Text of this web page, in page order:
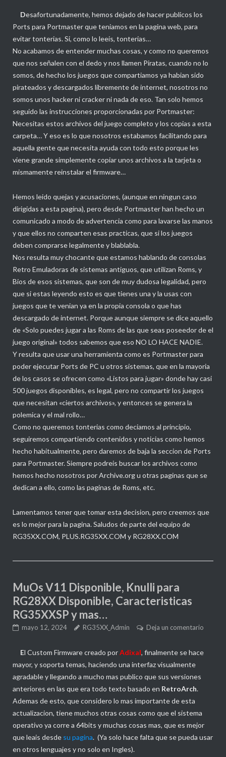
Desafortunadamente, hemos dejado de hacer publicos los
Ports para Portmaster que teniamos en la pagina web, para
evitar tonterias. Si, como lo leeis, tonterias…
No acabamos de entender muchas cosas, y como no queremos
que nos señalen con el dedo y nos llamen Piratas, cuando no lo
somos, de hecho los juegos que compartiamos ya habian sido
pirateados y descargados libremente de internet, nosotros no
somos unos hacker ni cracker ni nada de eso. Tan solo hemos
seguido las instrucciones proporcionadas por Portmaster:
Necesitas estos archivos del juego completo y los copias a esta
carpeta… Y eso es lo que nosotros estabamos facilitando para
aquella gente que necesita ayuda con todo esto porque les
viene grande simplemente copiar unos archivos a la tarjeta o
mismamente reinstalar el firmware…
Hemos leido quejas y acusaciones, (aunque en ningun caso
dirigidas a esta pagina), pero desde Portmaster han hecho un
comunicado a modo de advertencia como para lavarse las manos
y que ellos no comparten esas practicas, que si los juegos
deben comprarse legalmente y blablabla.
Nos resulta muy chocante que estamos hablando de consolas
Retro Emuladoras de sistemas antiguos, que utilizan Roms, y
Bios de esos sistemas, que son de muy dudosa legalidad, pero
que si estas leyendo esto es que tienes una y la usas con
juegos que te venian ya en la propia consola o que has
descargado de internet. Porque aunque siempre se dice aquello
de «Solo puedes jugar a las Roms de las que seas poseedor de el
juego original» todos sabemos que eso NO LO HACE NADIE.
Y resulta que usar una herramienta como es Portmaster para
poder ejecutar Ports de PC u otros sistemas, que en la mayoria
de los casos se ofrecen como «Listos para jugar» donde hay casi
500 juegos disponibles, es legal, pero no compartir los juegos
que necesitan «ciertos archivos», y entonces se genera la
polemica y el mal rollo…
Como no queremos tonterias como deciamos al principio,
seguiremos compartiendo contenidos y noticias como hemos
hecho habitualmente, pero daremos de baja la seccion de Ports
para Portmaster. Siempre podreis buscar los archivos como
hemos hecho nosotros por Archive.org u otras paginas que se
dedican a ello, como las paginas de Roms, etc.
Lamentamos tener que tomar esta decision, pero creemos que
es lo mejor para la pagina. Saludos de parte del equipo de
RG35XX.COM, PLUS.RG35XX.COM y RG28XX.COM
MuOs V11 Disponible, Knulli para
RG28XX Disponible, Caracteristicas
RG35XXSP y mas…
mayo 12, 2024 RG35XX_Admin Deja un comentario
El Custom Firmware creado porAdixal, finalmente se hace
mayor, y soporta temas, haciendo una interfaz visualmente
agradable y llegando a mucho mas publico que sus versiones
anteriores en las que era todo texto basado en RetroArch.
Ademas de esto, que considero lo mas importante de esta
actualizacion, tiene muchos otras cosas como que el sistema
operativo ya corre a 64bits y muchas cosas mas, que es mejor
que leais desde su pagina. (Ya solo hace falta que se pueda usar
en otros lenguajes y no solo en Ingles).